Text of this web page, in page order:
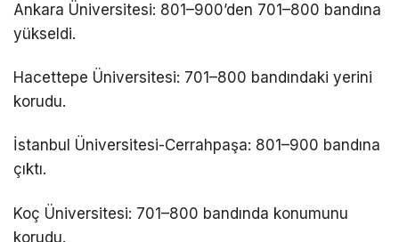
Ankara Üniversitesi: 801–900’den 701–800 bandına
yükseldi.
Hacettepe Üniversitesi: 701–800 bandındaki yerini
korudu.
İstanbul Üniversitesi-Cerrahpaşa: 801–900 bandına
çıktı.
Koç Üniversitesi: 701–800 bandında konumunu
korudu.